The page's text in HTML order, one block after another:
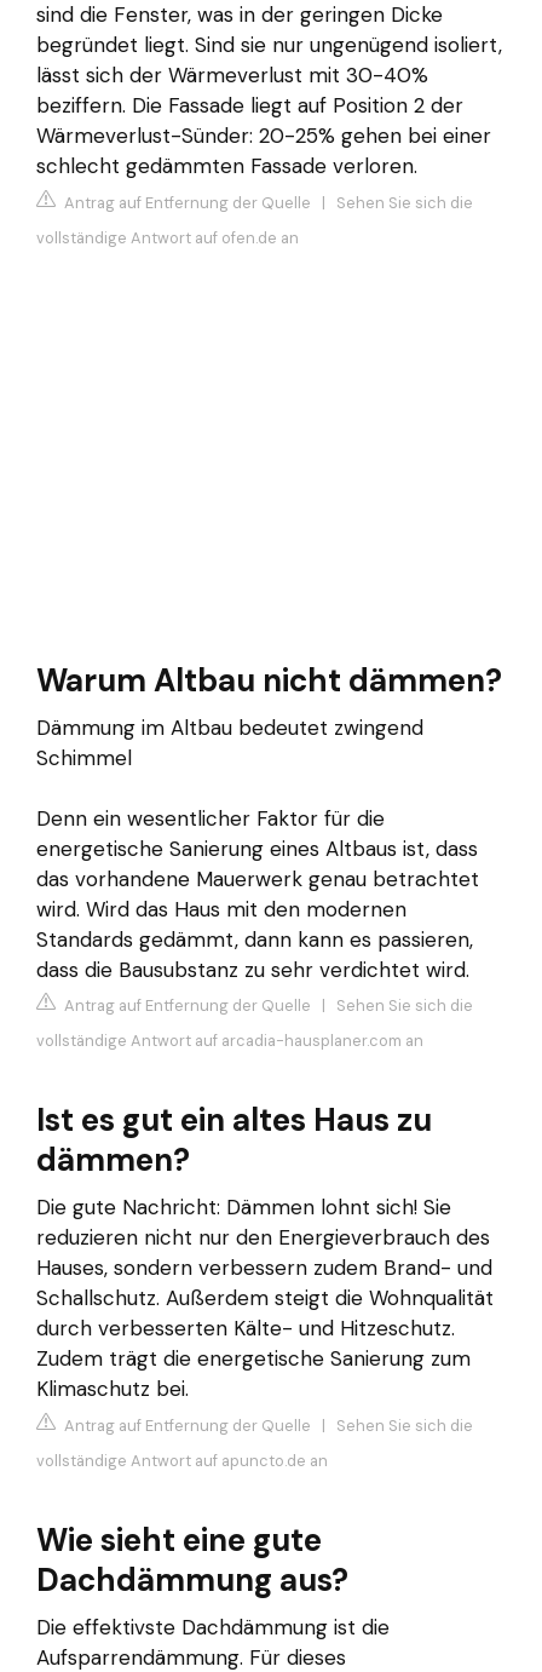
sind die Fenster, was in der geringen Dicke
begründet liegt. Sind sie nur ungenügend isoliert,
lässt sich der Wärmeverlust mit 30-40%
beziffern. Die Fassade liegt auf Position 2 der
Wärmeverlust-Sünder: 20-25% gehen bei einer
schlecht gedämmten Fassade verloren.
Antrag auf Entfernung der Quelle | Sehen Sie sich die
vollständige Antwort auf ofen.de an
Warum Altbau nicht dämmen?
Dämmung im Altbau bedeutet zwingend
Schimmel
Denn ein wesentlicher Faktor für die
energetische Sanierung eines Altbaus ist, dass
das vorhandene Mauerwerk genau betrachtet
wird. Wird das Haus mit den modernen
Standards gedämmt, dann kann es passieren,
dass die Bausubstanz zu sehr verdichtet wird.
Antrag auf Entfernung der Quelle | Sehen Sie sich die
vollständige Antwort auf arcadia-hausplaner.com an
Ist es gut ein altes Haus zu
dämmen?
Die gute Nachricht: Dämmen lohnt sich! Sie
reduzieren nicht nur den Energieverbrauch des
Hauses, sondern verbessern zudem Brand- und
Schallschutz. Außerdem steigt die Wohnqualität
durch verbesserten Kälte- und Hitzeschutz.
Zudem trägt die energetische Sanierung zum
Klimaschutz bei.
Antrag auf Entfernung der Quelle | Sehen Sie sich die
vollständige Antwort auf apuncto.de an
Wie sieht eine gute
Dachdämmung aus?
Die effektivste Dachdämmung ist die
Aufsparrendämmung. Für dieses